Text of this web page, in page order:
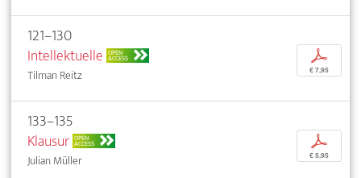
121–130
Intellektuelle OPEN
ACCESS
Tilman Reitz
p
€ 7,95
133–135
Klausur OPEN
ACCESS
Julian Müller
p
€ 5,95